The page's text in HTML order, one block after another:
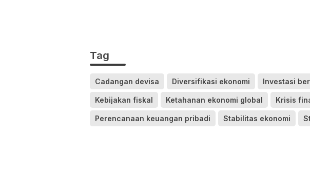
Tag
Cadangan devisa Diversifikasi ekonomi Investasi
Kebijakan fiskal Ketahanan ekonomi global Krisis
Perencanaan keuangan pribadi Stabilitas ekonomi